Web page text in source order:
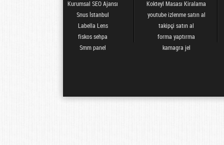
Kurumsal SEO Ajansı
Snus İstanbul
Labella Lens
fiskos sehpa
Smm panel
Kokteyl Masası Kiralama
youtube izlenme satın al
takipçi satın al
forma yaptırma
kamagra jel